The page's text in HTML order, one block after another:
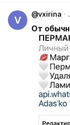
V
@vxirina
От